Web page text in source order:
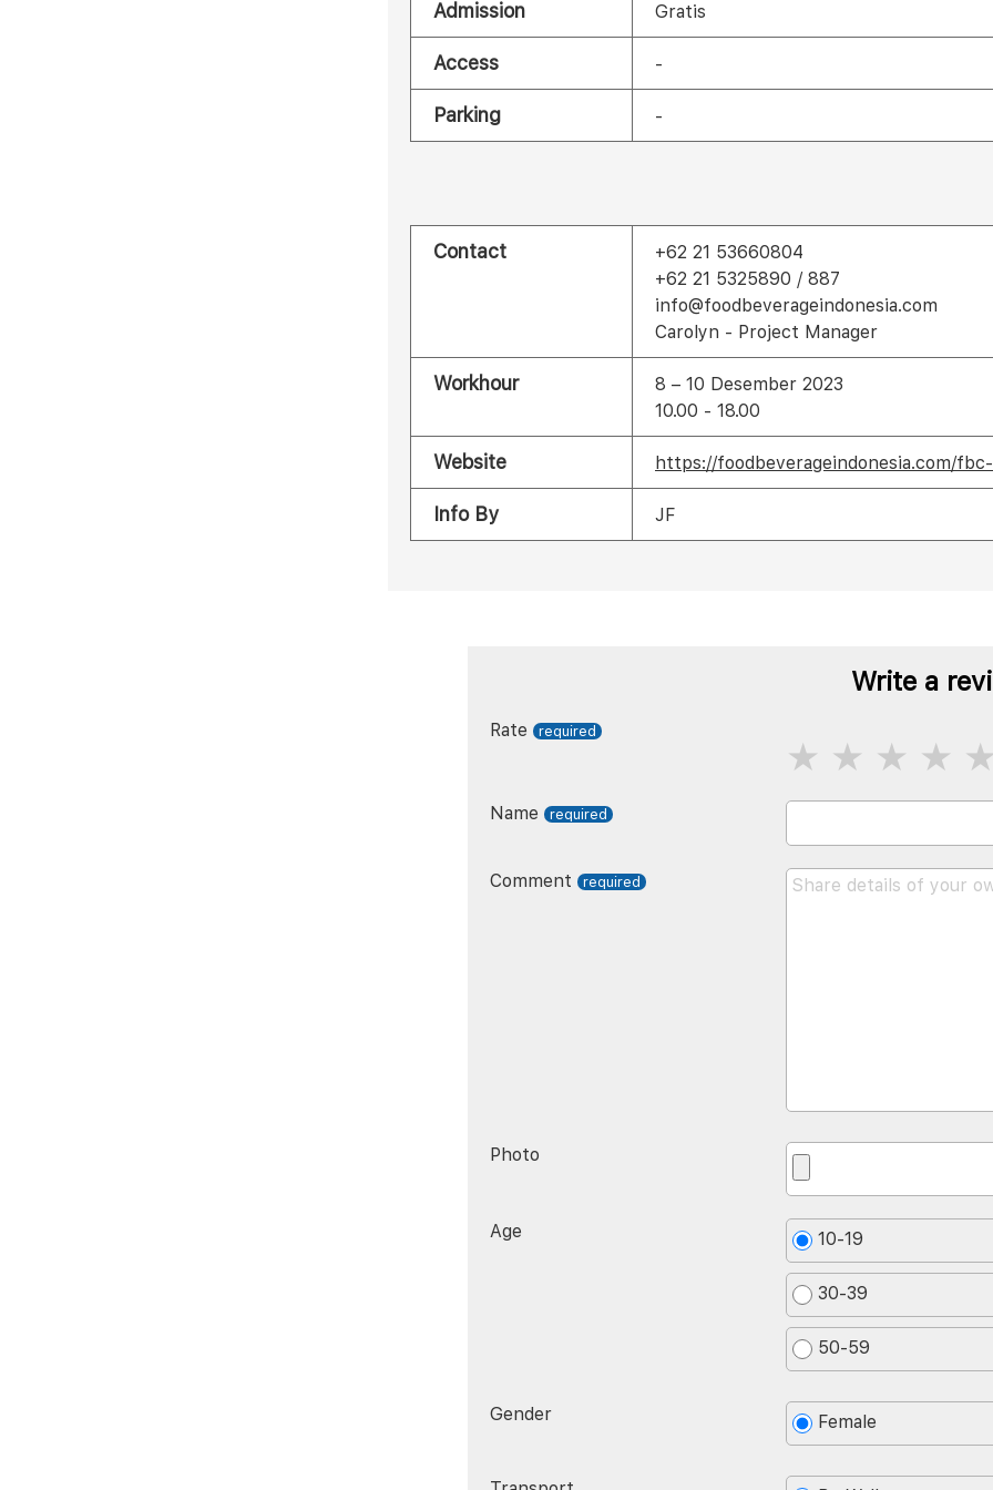
Admission Gratis
Access -
Parking -
Contact
+62 21 53660804
+62 21 5325890 / 887
info@foodbeverageindonesia.com
Carolyn - Project Manager
Workhour
8 – 10 Desember 2023
10.00 - 18.00
Website https://foodbeverageindonesia.com/
Info By JF
Write a
Rate
Name
Comment
Photo
Age 10-19
30-39
50-59
Gender Female